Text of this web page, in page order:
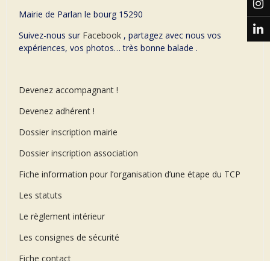
Mairie de Parlan le bourg 15290
Suivez-nous sur Facebook , partagez avec nous vos
expériences, vos photos… très bonne balade .
Devenez accompagnant !
Devenez adhérent !
Dossier inscription mairie
Dossier inscription association
Fiche information pour l’organisation d’une étape du TCP
Les statuts
Le règlement intérieur
Les consignes de sécurité
Fiche contact